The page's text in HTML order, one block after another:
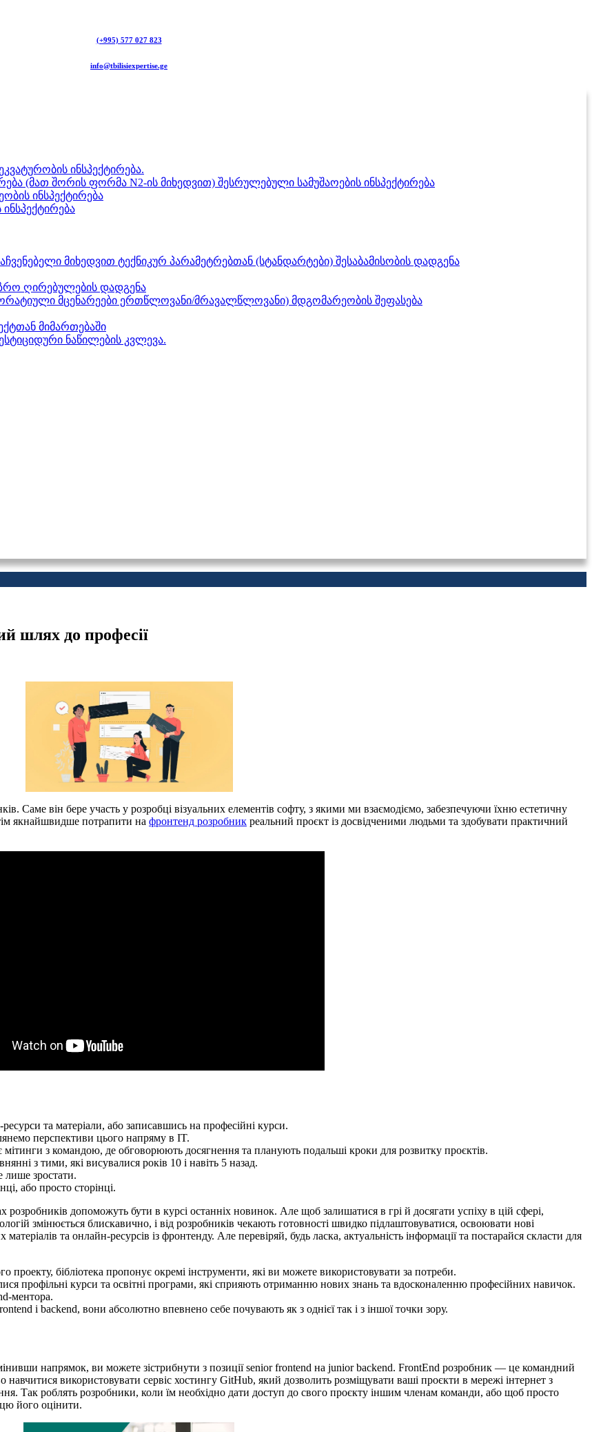
(+995) 577 027 823
info@tbilisiexpertise.ge
ინსპექტირება.
(მათ შორის ფორმა N2-ის მიხედვით) შესრულებული სამუშაოების ინსპექტირება
ინსპექტირება
მიხედვით ტექნიკურ პარამეტრებთან (სტანდარტები) შესაბამისობის დადგენა
ღირებულების დადგენა
მცენარეები ერთწლოვანი/მრავალწლოვანი) მდგომარეობის შეფასება
მიმართებაში
ნაწილების კვლევა.
шлях до професії
Саме він бере участь у розробці візуальних елементів софту, з якими ми взаємодіємо, забезпечуючи їхню естетичну
якнайшвидше потрапити на фронтенд розробник реальний проєкт із досвідченими людьми та здобувати практичний
та матеріали, або записавшись на професійні курси.
перспективи цього напряму в IT.
з командою, де обговорюють досягнення та планують подальші кроки для розвитку проєктів.
з тими, які висувалися років 10 і навіть 5 назад.
лише зростати.
або просто сторінці.
розробників допоможуть бути в курсі останніх новинок. Але щоб залишатися в грі й досягати успіху в цій сфері,
змінюється блискавично, і від розробників чекають готовності швидко підлаштовуватися, освоювати нові
та онлайн-ресурсів із фронтенду. Але перевіряй, будь ласка, актуальність інформації та постарайся скласти для
проекту, бібліотека пропонує окремі інструменти, які ви можете використовувати за потреби.
профільні курси та освітні програми, які сприяють отриманню нових знань та вдосконаленню професійних навичок.
ментора.
і backend, вони абсолютно впевнено себе почувають як з однієї так і з іншої точки зору.
напрямок, ви можете зістрибнути з позиції senior frontend на junior backend. FrontEnd розробник — це командний
використовувати сервіс хостингу GitHub, який дозволить розміщувати ваші проєкти в мережі інтернет з
Так роблять розробники, коли їм необхідно дати доступ до свого проєкту іншим членам команди, або щоб просто
його оцінити.